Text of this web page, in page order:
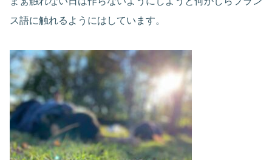
ス語に触れるようにはしています。